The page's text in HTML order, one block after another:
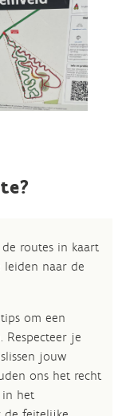
routes in kaart
leiden naar de
om een
je
jouw
ons het recht
in het